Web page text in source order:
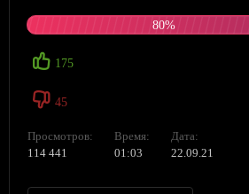
80%
175
45
Просмотров:
114 441
Время:
01:03
Дата:
22.09.21